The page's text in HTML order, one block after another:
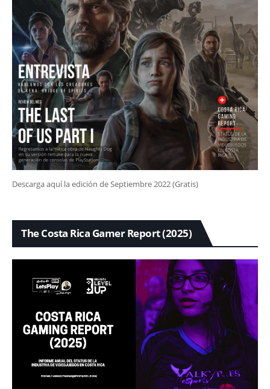
Descarga aquí la edición de Septiembre 2022 (Gratis)
The Costa Rica Gamer Report (2025)